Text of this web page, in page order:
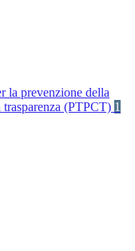
la prevenzione della
(PTPCT) 1